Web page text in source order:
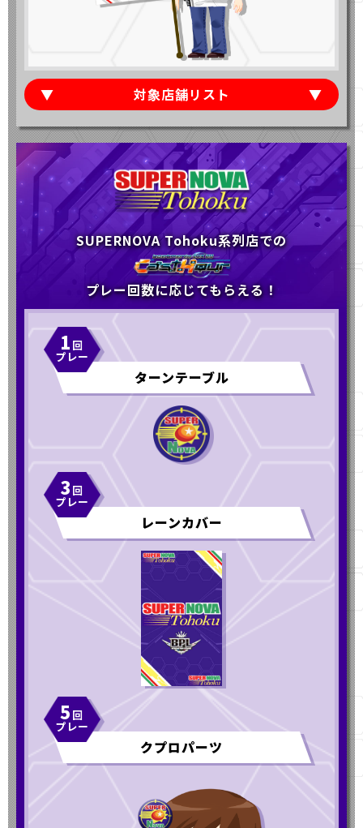
対象店舗リスト
SUPERNOVA Tohoku系列店での
プレー回数に応じてもらえる！
1
ターンテーブル
3
レーンカバー
5
クプロパーツ